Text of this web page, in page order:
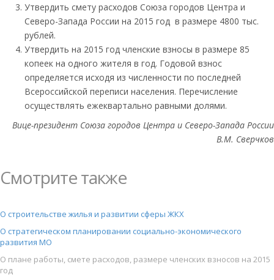
Утвердить смету расходов Союза городов Центра и
Северо-Запада России на 2015 год в размере 4800 тыс.
рублей.
Утвердить на 2015 год членские взносы в размере 85
копеек на одного жителя в год. Годовой взнос
определяется исходя из численности по последней
Всероссийской переписи населения. Перечисление
осуществлять ежеквартально равными долями.
Вице-президент Союза городов Центра и Северо-Запада России
В.М. Сверчков
Смотрите также
О строительстве жилья и развитии сферы ЖКХ
О стратегическом планировании социально-экономического
развития МО
О плане работы, смете расходов, размере членских взносов на 2015
год